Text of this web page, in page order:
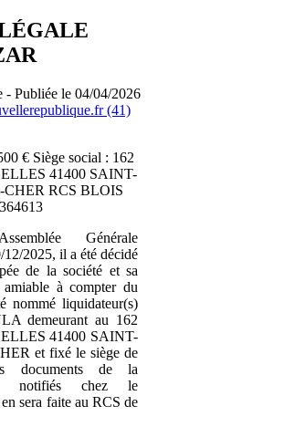
- Publiée le 04/04/2026
(41)
€ Siège social : 162
41400 SAINT-
CHER RCS BLOIS
Générale
2025, il a été décidé
de la société et sa
à compter du
nommé liquidateur(s)
demeurant au 162
41400 SAINT-
et fixé le siège de
documents de la
notifiés chez le
sera faite au RCS de